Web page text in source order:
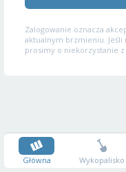
Zalogowanie oznacza
aktualnym brzmieniu. Jeśli
prosimy o niekorzystanie z
Główna Wykopalisko